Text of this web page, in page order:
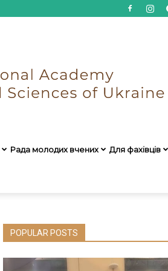
Рада молодих вчених Для фахівців
POPULAR POSTS